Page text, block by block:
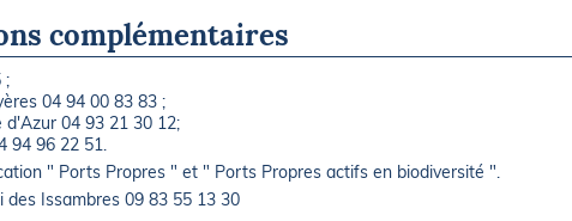
complémentaires
;
04 94 00 83 83 ;
04 93 21 30 12;
94 96 22 51.
" Ports Propres " et " Ports Propres actifs en biodiversité ".
des Issambres 09 83 55 13 30